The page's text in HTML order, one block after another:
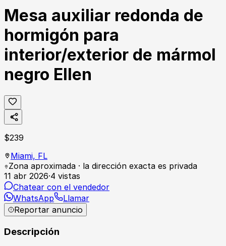
Mesa auxiliar redonda de
hormigón para
interior/exterior de mármol
negro Ellen
$239
Miami, FL
Zona aproximada · la dirección exacta es privada
11 abr 2026·4 vistas
Chatear con el vendedor
WhatsApp
Llamar
Reportar anuncio
Descripción